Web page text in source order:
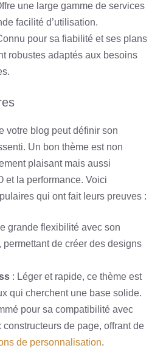
une large gamme de services
facilité d’utilisation.
pour sa fiabilité et ses plans
robustes adaptés aux besoins
votre blog peut définir son
Un bon thème est non
plaisant mais aussi
et la performance. Voici
qui ont fait leurs preuves :
grande flexibilité avec son
permettant de créer des designs
: Léger et rapide, ce thème est
qui cherchent une base solide.
pour sa compatibilité avec
constructeurs de page, offrant de
de personnalisation.